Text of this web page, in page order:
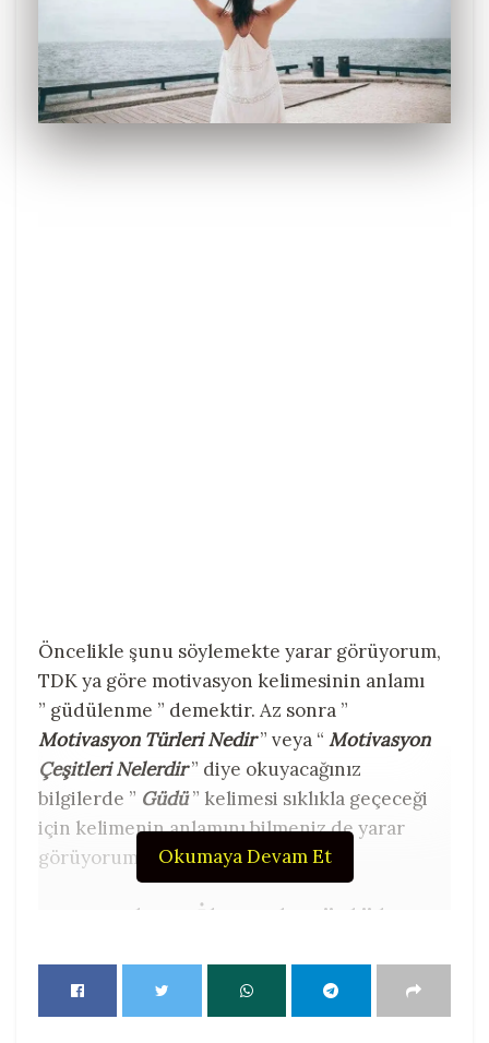
Öncelikle şunu söylemekte yarar görüyorum,
TDK ya göre motivasyon kelimesinin anlamı
” güdülenme ” demektir. Az sonra ”
Motivasyon Türleri Nedir” veya “ Motivasyon
Çeşitleri Nelerdir” diye okuyacağınız
bilgilerde ” Güdü” kelimesi sıklıkla geçeceği
için kelimenin anlamını bilmeniz de yarar
görüyorum.
Birincil Ve İkincil Güdüler
Güdüler, birincil ve ikincil olmak üzere ikiye
ayrılmaktadır. Birincil güdüler
, biyolojik temeli
Okumaya Devam Et